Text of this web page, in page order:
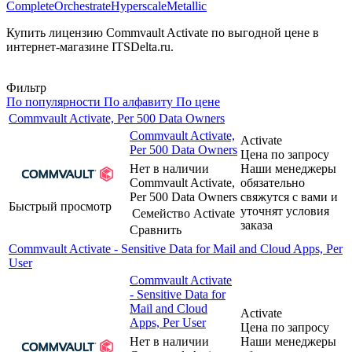
CompleteOrchestrateHyperscaleMetallic
Купить лицензию Commvault Activate по выгодной цене в
интернет-магазине ITSDelta.ru.
Фильтр
По популярности По алфавиту По цене
Commvault Activate, Per 500 Data Owners
Быстрый просмотр
Commvault Activate,
Per 500 Data Owners
Нет в наличии
Commvault Activate,
Per 500 Data Owners
Семейство Activate
Сравнить
Activate
Цена по запросу
Наши менеджеры
обязательно
свяжутся с вами и
уточнят условия
заказа
Commvault Activate - Sensitive Data for Mail and Cloud Apps, Per
User
Commvault Activate
- Sensitive Data for
Mail and Cloud
Apps, Per User
Нет в наличии
Activate
Цена по запросу
Наши менеджеры